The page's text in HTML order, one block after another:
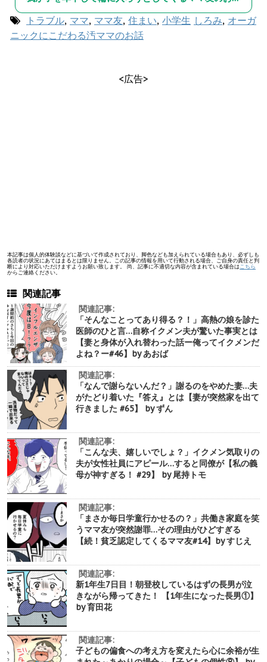
トラブル, ママ, ママ友, 住まい, 小学生 しろみ, オーガ
ニックにこだわる汚ママのお話
<広告>
本記事は個人的体験談などに基づいて作成されており、脚色なども加えられている場合もあり、必ずしも
各読者の状況にあてはまるとは限りません。この記事の情報を用いて行動される場合、ご自身の責任と判
断により対応いただけますようお願い致します。 尚、記事に不適切な内容が含まれている場合はこちら
からご連絡ください。
関連記事
関連記事:
「そんなことってあり得る？！」高熱の娘を診た
医師のひと言…自称イクメン夫が驚いた事実とは
【妻と身体が入れ替わった話ー俺ってイクメンだ
よね？ー#46】by あおば
関連記事:
「なんで謝らないんだ？」謝るのをやめた妻…夫
がたどり着いた『答え』とは【妻が突然家を出て
行きました #65】 by ずん
関連記事:
「こんな夫、嬉しいでしょ？」イクメン気取りの
夫が女性社員にアピール…すると同僚が【私の義
母が神すぎる！ #29】 by 尾持トモ
関連記事:
「まさか毎日学童行かせるの？」共働き家庭を笑
うママ友が突然謝罪…その理由がひどすぎる
【続！貧乏認定してくるママ友#14】by すじえ
関連記事:
新1年生7日目！朝登校しているはずの長男が泣
きながら帰ってきた！ 【1年生になった長男①】
by 育田花
関連記事:
子どもの偏食への考え方を変えたら心に余裕が生